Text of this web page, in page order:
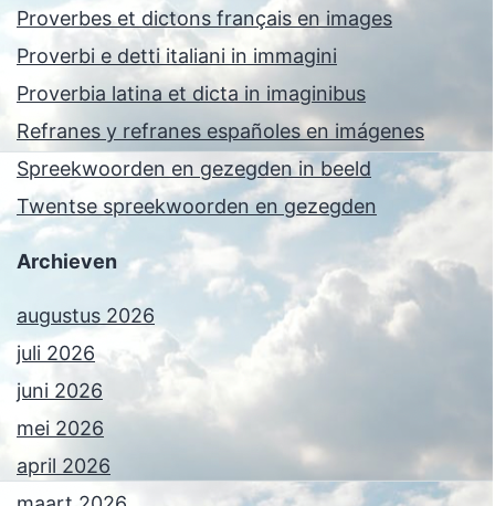
Proverbes et dictons français en images
Proverbi e detti italiani in immagini
Proverbia latina et dicta in imaginibus
Refranes y refranes españoles en imágenes
Spreekwoorden en gezegden in beeld
Twentse spreekwoorden en gezegden
Archieven
augustus 2026
juli 2026
juni 2026
mei 2026
april 2026